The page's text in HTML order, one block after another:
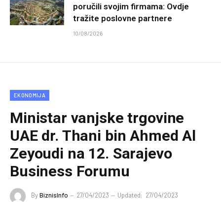
poručili svojim firmama: Ovdje
tražite poslovne partnere
10/08/2026
EKONOMIJA
Ministar vanjske trgovine
UAE dr. Thani bin Ahmed Al
Zeyoudi na 12. Sarajevo
Business Forumu
ByBiznisInfo 27/04/2023 Updated: 27/04/2023